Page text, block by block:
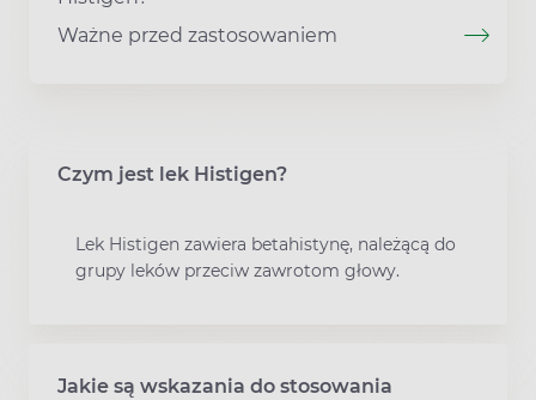
Ważne przed zastosowaniem
Czym jest lek Histigen?
Lek Histigen zawiera betahistynę, należącą do
grupy leków przeciw zawrotom głowy.
Jakie są wskazania do stosowania